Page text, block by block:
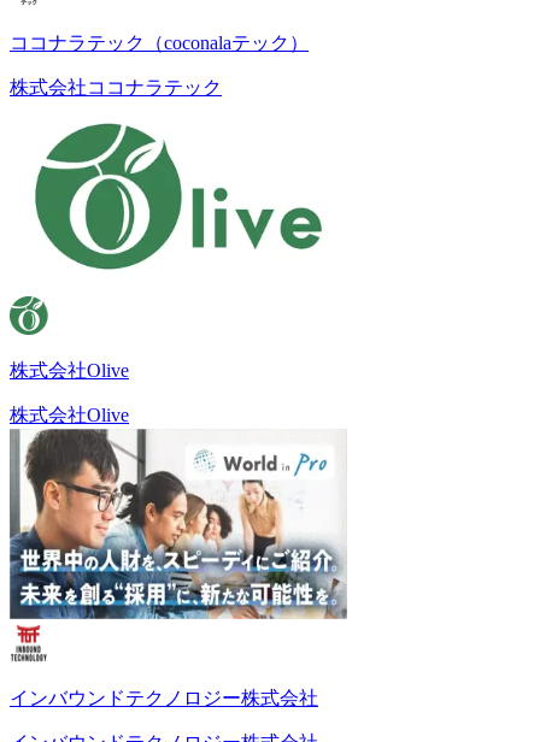
ココナラテック（coconalaテック）
株式会社ココナラテック
株式会社Olive
株式会社Olive
インバウンドテクノロジー株式会社